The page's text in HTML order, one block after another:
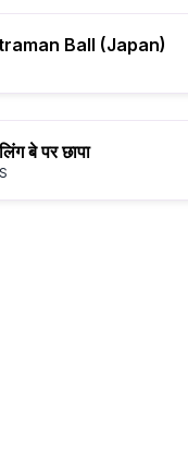
Ball (Japan)
बे पर छापा